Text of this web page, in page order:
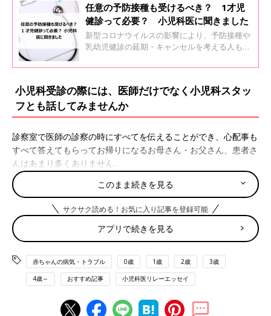
任意の予防接種も受けるべき？ 1才児
健診って必要？ 小児科医に聞きました
新型コロナウイルスの影響により、予防接種や
乳幼児健診の延期・キャンセルを考える人も多
な成長を守るためには不可欠で、日本小児科学
リットは大きい」（日本小児科学会HP「新型
コロナウイルス感染症に関するQ&A」2020年5
月13日更新より）としています。それぞれにつ
恵利子先生に聞きました。
小児科受診の際には、医師だけでなく小児科スタッ
フとも話してみませんか
診察室で医師の診察の時にすべてを伝えることができ、心配事も
すべて答えてもらってお帰りになるお母さん・お父さん、患者さ
んはあまり多くありません。
とくに、混んでいて待っている人がたくさんいたり、体調が悪い
お子さんが機嫌悪くて大泣きしたり、反対にはしゃいでじっとし
ていられなかったり、連れてきた兄弟姉妹がけんかし始めた
り･･･などのことがあると、ゆっくり医師の説明が聞けないこと
も多いと思います。
そんな時にはぜひクリニックの看護師や事務スタッフなどに聞い
てみてください。医師の説明ではわからなかったことや困ったこ
と、日ごろ気になっていることや心配事をちょっと話してみてく
ださい。スタッフがお力になれることがあるかもしれません。
り、その後の正確な診断や個別の対応、よりわかりやすい説明に
このまま続きを見る
サクサク読める！お気に入り記事を登録可能
アプリで続きを見る
赤ちゃんの病気・トラブル 0歳 1歳 2歳 3歳
4歳～ おすすめ記事 小児科医リレーエッセイ